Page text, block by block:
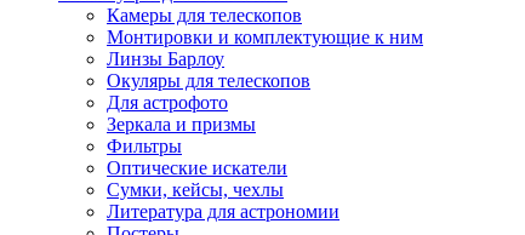
Камеры для телескопов
Монтировки и комплектующие к ним
Линзы Барлоу
Окуляры для телескопов
Для астрофото
Зеркала и призмы
Фильтры
Оптические искатели
Сумки, кейсы, чехлы
Литература для астрономии